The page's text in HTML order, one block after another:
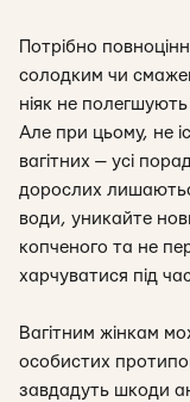
Потрібно
солодким чи
ніяк не полегшують
Але при цьому, не
вагітних — усі
дорослих
води, уникайте
копченого та не
харчуватися під час
Вагітним жінкам
особистих
завдадуть шкоди